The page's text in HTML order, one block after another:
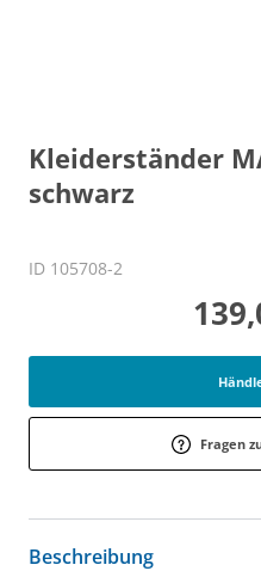
Kleiderständer
schwarz
ID 105708-2
Fragen
Beschreibung